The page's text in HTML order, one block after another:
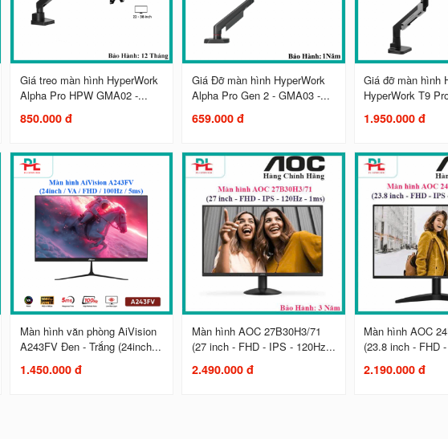
Giá treo màn hình HyperWork
Alpha Pro HPW GMA02 -...
850.000 đ
Giá Đỡ màn hình HyperWork
Alpha Pro Gen 2 - GMA03 -...
659.000 đ
Giá đỡ màn hình
HyperWork T9
1.950.000 đ
Màn hình văn phòng AiVision
A243FV Đen - Trắng (24inch...
1.450.000 đ
Màn hình AOC 27B30H3/71
(27 inch - FHD - IPS - 120Hz...
2.490.000 đ
Màn hình AOC
(23.8 inch - FHD
2.190.000 đ